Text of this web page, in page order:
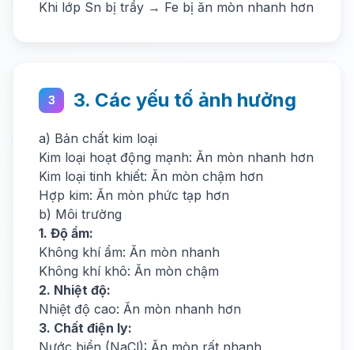
Khi lớp Sn bị trầy → Fe bị ăn mòn nhanh hơn
3 3. Các yếu tố ảnh hưởng
a) Bản chất kim loại
Kim loại hoạt động mạnh: Ăn mòn nhanh hơn
Kim loại tinh khiết: Ăn mòn chậm hơn
Hợp kim: Ăn mòn phức tạp hơn
b) Môi trường
1. Độ ẩm:
Không khí ẩm: Ăn mòn nhanh
Không khí khô: Ăn mòn chậm
2. Nhiệt độ:
Nhiệt độ cao: Ăn mòn nhanh hơn
3. Chất điện ly:
Nước biển (NaCl): Ăn mòn rất nhanh